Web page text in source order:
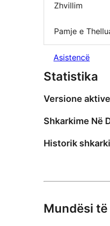
Zhvillim
Pamje e
Asistencë
Statistika
Versione aktive
Shkarkime Në
Historik
Mundësi